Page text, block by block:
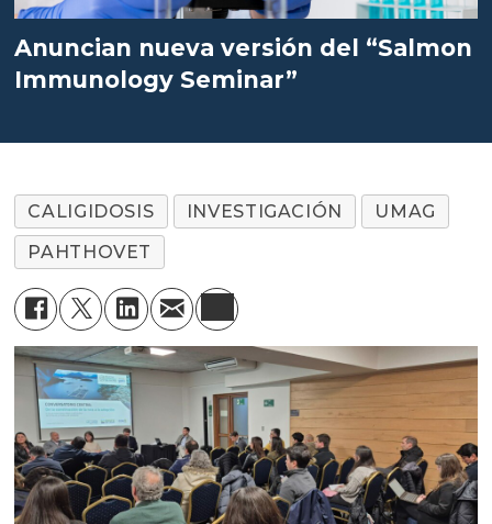
Anuncian nueva versión del “Salmon
Immunology Seminar”
CALIGIDOSIS INVESTIGACIÓN
UMAG
PAHTHOVET